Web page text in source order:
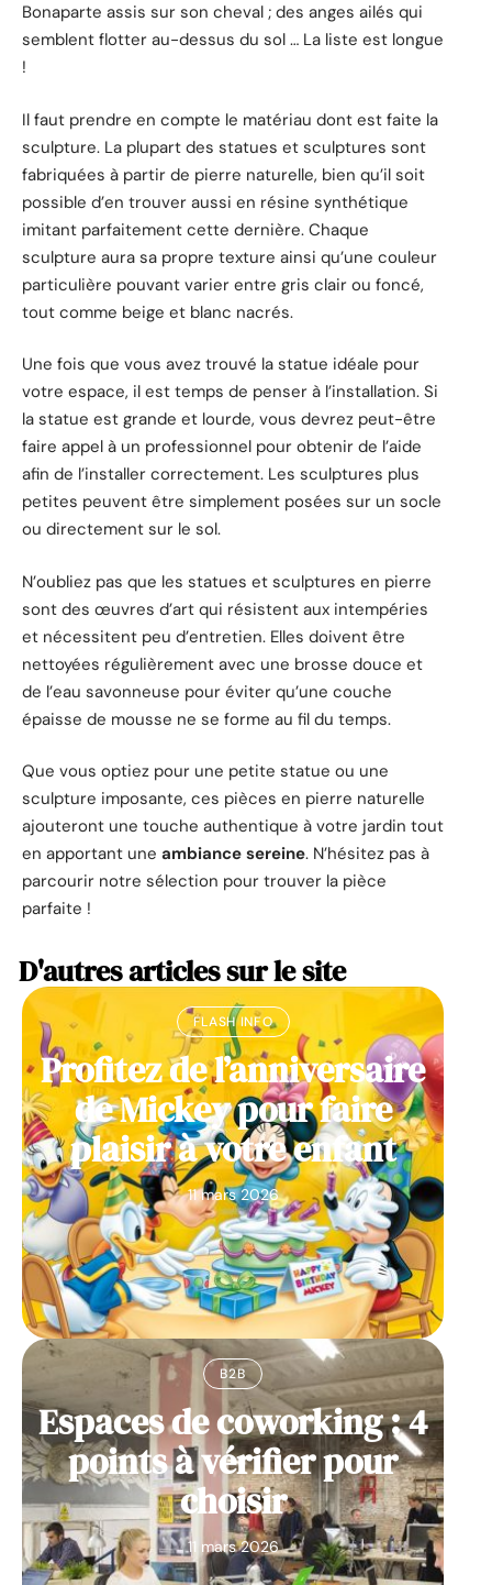
Bonaparte assis sur son cheval ; des anges ailés qui
semblent flotter au-dessus du sol … La liste est longue
!
Il faut prendre en compte le matériau dont est faite la
sculpture. La plupart des statues et sculptures sont
fabriquées à partir de pierre naturelle, bien qu’il soit
possible d’en trouver aussi en résine synthétique
imitant parfaitement cette dernière. Chaque
sculpture aura sa propre texture ainsi qu’une couleur
particulière pouvant varier entre gris clair ou foncé,
tout comme beige et blanc nacrés.
Une fois que vous avez trouvé la statue idéale pour
votre espace, il est temps de penser à l’installation. Si
la statue est grande et lourde, vous devrez peut-être
faire appel à un professionnel pour obtenir de l’aide
afin de l’installer correctement. Les sculptures plus
petites peuvent être simplement posées sur un socle
ou directement sur le sol.
N’oubliez pas que les statues et sculptures en pierre
sont des œuvres d’art qui résistent aux intempéries
et nécessitent peu d’entretien. Elles doivent être
nettoyées régulièrement avec une brosse douce et
de l’eau savonneuse pour éviter qu’une couche
épaisse de mousse ne se forme au fil du temps.
Que vous optiez pour une petite statue ou une
sculpture imposante, ces pièces en pierre naturelle
ajouteront une touche authentique à votre jardin tout
en apportant une ambiance sereine. N’hésitez pas à
parcourir notre sélection pour trouver la pièce
parfaite !
D'autres articles sur le site
FLASH INFO
Profitez de l’anniversaire
de Mickey pour faire
plaisir à votre enfant
11 mars 2026
B2B
Espaces de coworking : 4
points à vérifier pour
choisir
11 mars 2026